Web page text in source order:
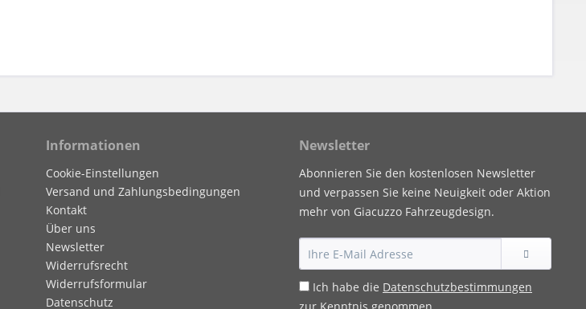
Informationen
Cookie-Einstellungen
Versand und Zahlungsbedingungen
Kontakt
Über uns
Newsletter
Widerrufsrecht
Widerrufsformular
Datenschutz
Newsletter
Abonnieren Sie den kostenlosen Newsletter
und verpassen Sie keine Neuigkeit oder Aktion
mehr von Giacuzzo Fahrzeugdesign.
Ich habe die Datenschutzbestimmungen